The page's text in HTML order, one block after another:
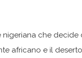
nigeriana che
africano e il